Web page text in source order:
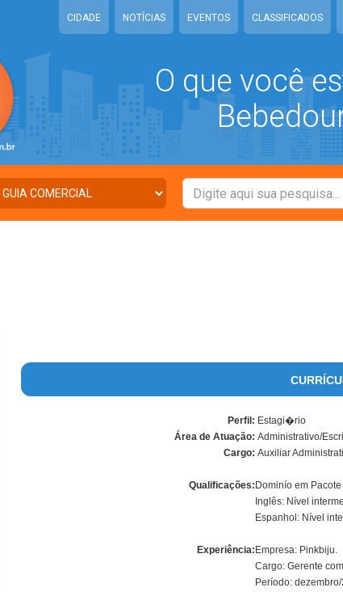
CIDADE NOTÍCIAS EVENTOS CLASSIFICADOS
O que você
Perfil: Estagi�rio
Área de Atuação: Administrativo/
Cargo: Auxiliar
Qualificações: Dominío em
Inglês: Nível
Espanhol: Nível
Experiência: Empresa: Pinkbiju.
Cargo: Gerente
Período: